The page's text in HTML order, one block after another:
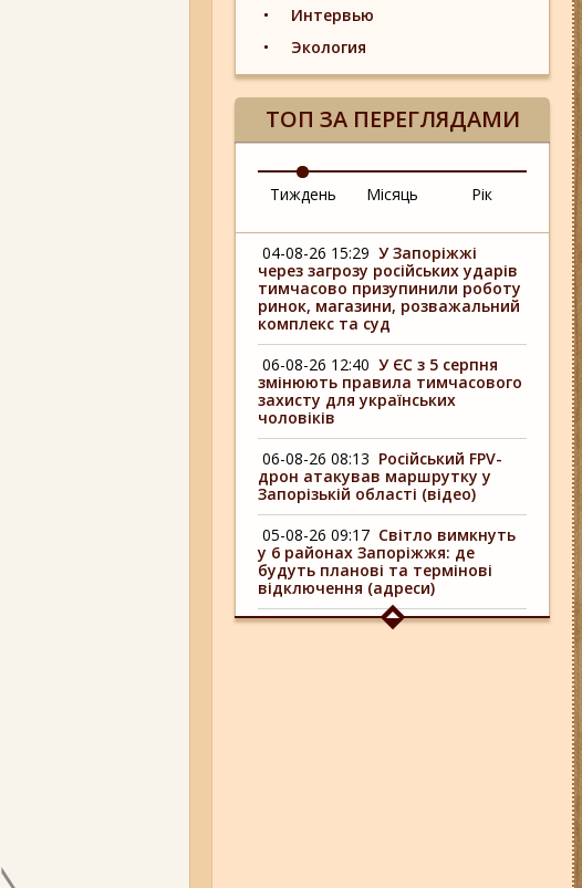
Интервью
Экология
ТОП ЗА ПЕРЕГЛЯДАМИ
Тиждень Місяць Рік
04-08-26 15:29 У Запоріжжі
через загрозу російських ударів
тимчасово призупинили роботу
ринок, магазини, розважальний
комплекс та суд
06-08-26 12:40 У ЄС з 5 серпня
змінюють правила тимчасового
захисту для українських
чоловіків
06-08-26 08:13 Російський FPV-
дрон атакував маршрутку у
Запорізькій області (відео)
05-08-26 09:17 Світло вимкнуть
у 6 районах Запоріжжя: де
будуть планові та термінові
відключення (адреси)
04-08-26 09:16 У 6 районах